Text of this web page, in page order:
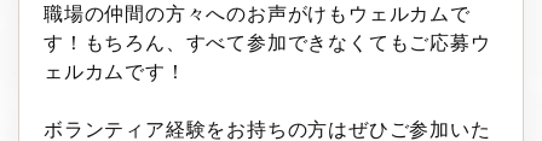
職場の仲間の方々へのお声がけもウェルカムで
す！もちろん、すべて参加できなくてもご応募ウ
ェルカムです！
ボランティア経験をお持ちの方はぜひご参加いた